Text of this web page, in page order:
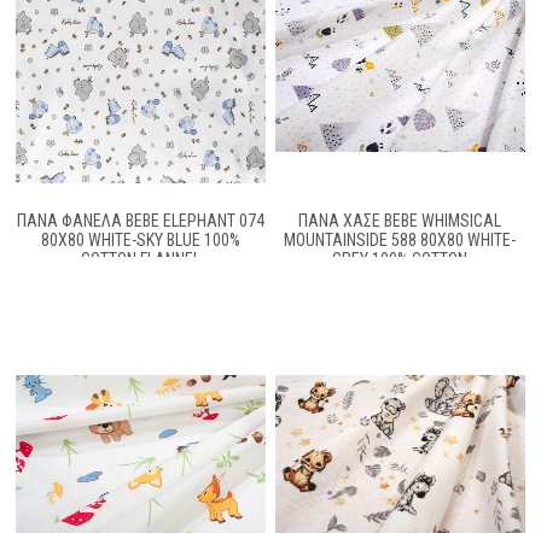
ΠΆΝΑ ΦΑΝΈΛΑ BEBE ELEPHANT 074
80X80 WHITE-SKY BLUE 100%
COTTON FLANNEL
ΠΆΝΑ ΧΑΣΈ BEBE WHIMSICAL
MOUNTAINSIDE 588 80X80 WHITE-
GREY 100% COTTON